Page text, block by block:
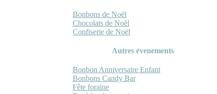
Bonbons de Noël
Chocolats de Noël
Confiserie de Noël
Autres évenements
Bonbon Anniversaire Enfant
Bonbons Candy Bar
Fête foraine